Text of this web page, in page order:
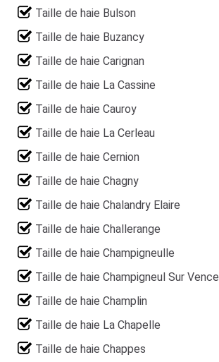
Taille de haie Bulson
Taille de haie Buzancy
Taille de haie Carignan
Taille de haie La Cassine
Taille de haie Cauroy
Taille de haie La Cerleau
Taille de haie Cernion
Taille de haie Chagny
Taille de haie Chalandry Elaire
Taille de haie Challerange
Taille de haie Champigneulle
Taille de haie Champigneul Sur Vence
Taille de haie Champlin
Taille de haie La Chapelle
Taille de haie Chappes